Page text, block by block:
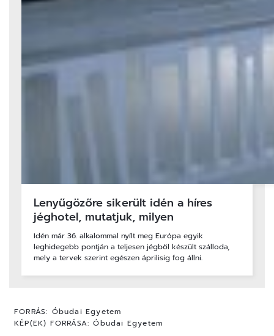
Lenyűgözőre sikerült idén a híres
jéghotel, mutatjuk, milyen
Idén már 36. alkalommal nyílt meg Európa egyik
leghidegebb pontján a teljesen jégből készült szálloda,
mely a tervek szerint egészen áprilisig fog állni.
FORRÁS: Óbudai Egyetem
KÉP(EK) FORRÁSA: Óbudai Egyetem